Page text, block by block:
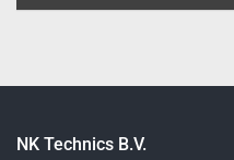
NK Technics B.V.